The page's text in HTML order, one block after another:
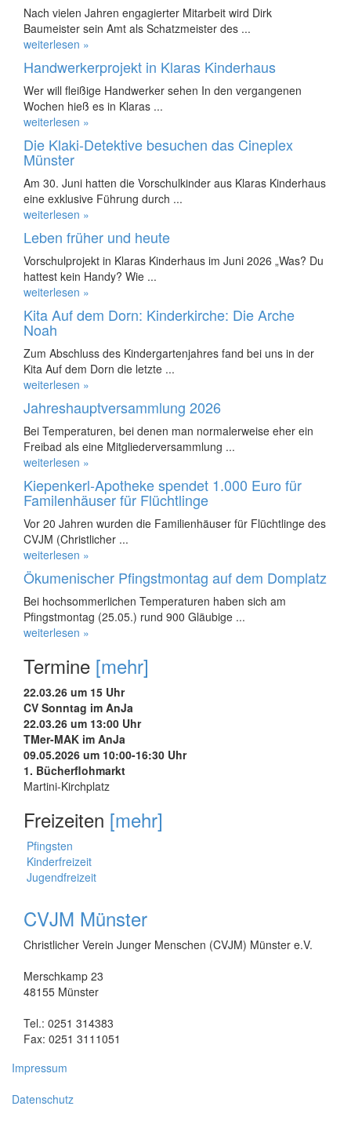
Nach vielen Jahren engagierter Mitarbeit wird Dirk
Baumeister sein Amt als Schatzmeister des ...
weiterlesen »
Handwerkerprojekt in Klaras Kinderhaus
Wer will fleißige Handwerker sehen In den vergangenen
Wochen hieß es in Klaras ...
weiterlesen »
Die Klaki-Detektive besuchen das Cineplex
Münster
Am 30. Juni hatten die Vorschulkinder aus Klaras Kinderhaus
eine exklusive Führung durch ...
weiterlesen »
Leben früher und heute
Vorschulprojekt in Klaras Kinderhaus im Juni 2026 „Was? Du
hattest kein Handy? Wie ...
weiterlesen »
Kita Auf dem Dorn: Kinderkirche: Die Arche
Noah
Zum Abschluss des Kindergartenjahres fand bei uns in der
Kita Auf dem Dorn die letzte ...
weiterlesen »
Jahreshauptversammlung 2026
Bei Temperaturen, bei denen man normalerweise eher ein
Freibad als eine Mitgliederversammlung ...
weiterlesen »
Kiepenkerl-Apotheke spendet 1.000 Euro für
Familenhäuser für Flüchtlinge
Vor 20 Jahren wurden die Familienhäuser für Flüchtlinge des
CVJM (Christlicher ...
weiterlesen »
Ökumenischer Pfingstmontag auf dem Domplatz
Bei hochsommerlichen Temperaturen haben sich am
Pfingstmontag (25.05.) rund 900 Gläubige ...
weiterlesen »
Termine [mehr]
22.03.26 um 15 Uhr
CV Sonntag im AnJa
22.03.26 um 13:00 Uhr
TMer-MAK im AnJa
09.05.2026 um 10:00-16:30 Uhr
1. Bücherflohmarkt
Martini-Kirchplatz
Freizeiten [mehr]
Pfingsten
Kinderfreizeit
Jugendfreizeit
CVJM Münster
Christlicher Verein Junger Menschen (CVJM) Münster e.V.
Merschkamp 23
48155 Münster
Tel.: 0251 314383
Fax: 0251 3111051
Impressum
Datenschutz